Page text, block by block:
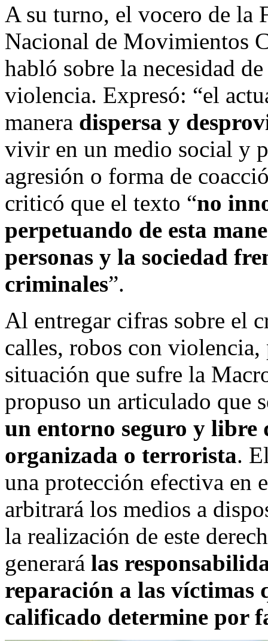
A su turno, el vocero de la
Nacional de Movimientos
habló sobre la necesidad
violencia. Expresó: “el
manera dispersa y
vivir en un medio social y
agresión o forma de
criticó que el texto “no
perpetuando de esta
personas y la sociedad
criminales”.
Al entregar cifras sobre el
calles, robos con
situación que sufre la
propuso un articulado que
un entorno seguro y libre
organizada o terrorista.
una protección efectiva en
arbitrará los medios a
la realización de este
generará las
reparación a las víctimas
calificado determine por